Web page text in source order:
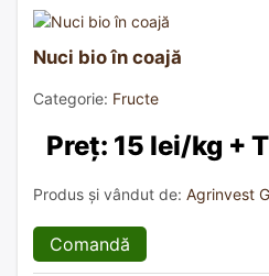
Nuci bio în coajă
Categorie: Fructe
Preț: 15 lei/kg +
Produs și vândut de: Agrinvest
Comandă